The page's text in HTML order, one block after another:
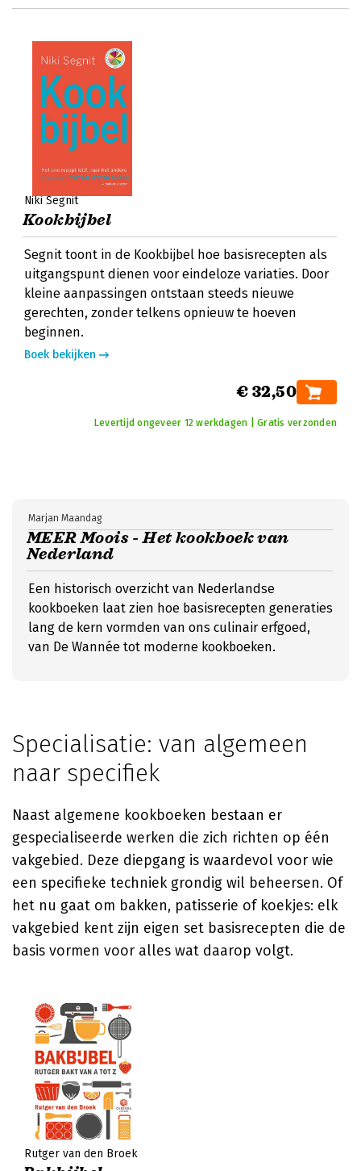
Niki Segnit
Kookbijbel
Segnit toont in de Kookbijbel hoe basisrecepten als
uitgangspunt dienen voor eindeloze variaties. Door
kleine aanpassingen ontstaan steeds nieuwe
gerechten, zonder telkens opnieuw te hoeven
beginnen.
Boek bekijken
€ 32,50
Levertijd ongeveer 12 werkdagen | Gratis verzonden
MEER Moois - Het kookboek van
Nederland
Marjan Maandag
Een historisch overzicht van Nederlandse
kookboeken laat zien hoe basisrecepten generaties
lang de kern vormden van ons culinair erfgoed,
van De Wannée tot moderne kookboeken.
Specialisatie: van algemeen
naar specifiek
Naast algemene kookboeken bestaan er
gespecialiseerde werken die zich richten op één
vakgebied. Deze diepgang is waardevol voor wie
een specifieke techniek grondig wil beheersen. Of
het nu gaat om bakken, patisserie of koekjes: elk
vakgebied kent zijn eigen set basisrecepten die de
basis vormen voor alles wat daarop volgt.
Rutger van den Broek